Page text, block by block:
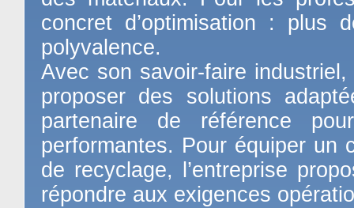
concret d’optimisation : plus
polyvalence.
Avec son savoir-faire
proposer des solutions
partenaire de référence
performantes. Pour équiper un
de recyclage, l’entreprise
répondre aux exigences